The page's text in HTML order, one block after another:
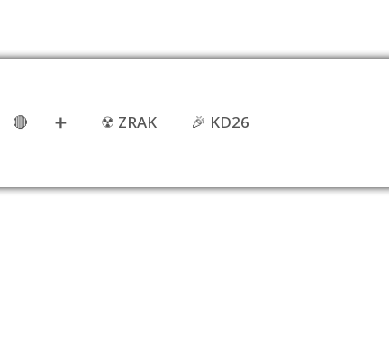
🔴 ➕ ☢ ZRAK 🎉 KD26